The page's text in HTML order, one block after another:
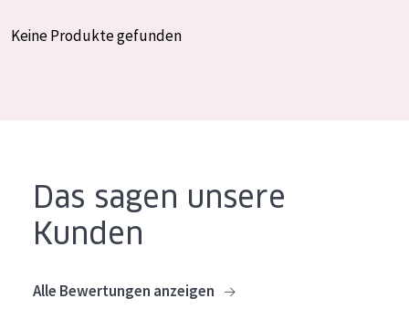
Nachtcreme
Augencreme
Spanish
Keine Produkte gefunden
Das sagen unsere
Kunden
Alle Bewertungen anzeigen